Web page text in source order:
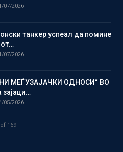
07/2026
танкер успеал да помине
07/2026
МЕЃУЗАЈАЧКИ ОДНОСИ“ ВО
05/2026
169